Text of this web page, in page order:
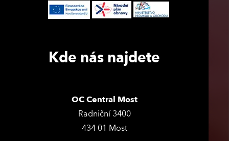
Kde nás najdete
OC Central Most
Radniční 3400
434 01 Most